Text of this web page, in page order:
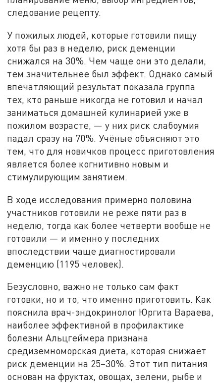
следование рецепту.
У пожилых людей, которые готовили пищу
хотя бы раз в неделю, риск деменции
снижался на 30%. Чем чаще они это делали,
тем значительнее был эффект. Однако самый
впечатляющий результат показала группа
тех, кто раньше никогда не готовил и начал
заниматься домашней кулинарией уже в
пожилом возрасте, — у них риск слабоумия
падал сразу на 70%. Учёные объясняют это
тем, что для новичков процесс приготовления
является более когнитивно новым и
стимулирующим занятием.
В ходе исследования примерно половина
участников готовили не реже пяти раз в
неделю, тогда как более четверти вообще не
готовили — и именно у последних
впоследствии чаще диагностировали
деменцию (1195 человек).
Безусловно, важно не только сам факт
готовки, но и то, что именно приготовить. Как
пояснила врач-эндокринолог Юргита Вараева,
наиболее эффективной в профилактике
болезни Альцгеймера признана
средиземноморская диета, которая снижает
риск деменции на 25–30%. Этот тип питания
основан на фруктах, овощах, зелени, рыбе и